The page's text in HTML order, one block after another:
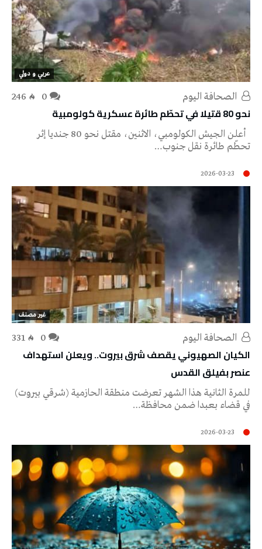
عربي و دولي
246
نحو 80 قتيلا في تحطّم طائرة عسكرية كولومبية
أعلن الجيش الكولومبي، الاثنين، مقتل نحو 80 جنديا إثر
تحطّم طائرة نقل جنوب…
2026-03-23
غير مصنف
331
الكيان الصهيوني يقصف شرق بيروت.. ويعلن استهداف
عنصر بفيلق القدس
للمرة الثانية هذا الشهر تعرضت منطقة الحازمية (شرقي بيروت)
في قضاء بعبدا ضمن محافظة…
2026-03-23